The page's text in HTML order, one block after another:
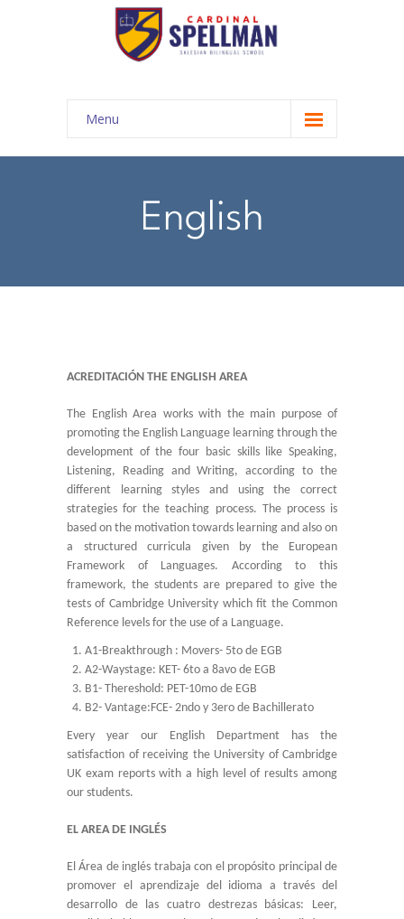
Menu
INICIO
-- Autoridades
-- Cronograma año lectivo 2024 - 2025
-- Comunidad Religiosa
-- Departamento Pastoral
-- Consejo Estudiantil
-- Exalumnas
-- Comité Central de Padres de Familia
-- Transporte estudiantil
-- Infraestructura y Espacios
CONVENIOS
-- Universidades Internacionales
-- Universidades Nacionales
INFORMACIÓN ÚTIL
English
ACREDITACIÓN THE ENGLISH AREA
The English Area works with the main purpose of
promoting the English Language learning through the
development of the four basic skills like Speaking,
Listening, Reading and Writing, according to the
different learning styles and using the correct
strategies for the teaching process. The process is
based on the motivation towards learning and also on
a structured curricula given by the European
Framework of Languages. According to this
framework, the students are prepared to give the
tests of Cambridge University which fit the Common
Reference levels for the use of a Language.
A1-Breakthrough : Movers- 5to de EGB
A2-Waystage: KET- 6to a 8avo de EGB
B1- Thereshold: PET-10mo de EGB
B2- Vantage:FCE- 2ndo y 3ero de Bachillerato
Every year our English Department has the
satisfaction of receiving the University of Cambridge
UK exam reports with a high level of results among
our students.
EL AREA DE INGLÉS
El Área de inglés trabaja con el propósito principal de
promover el aprendizaje del idioma a través del
desarrollo de las cuatro destrezas básicas: Leer,